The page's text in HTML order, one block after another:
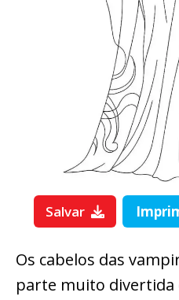
Salvar
Os cabelos das
parte muito divertida